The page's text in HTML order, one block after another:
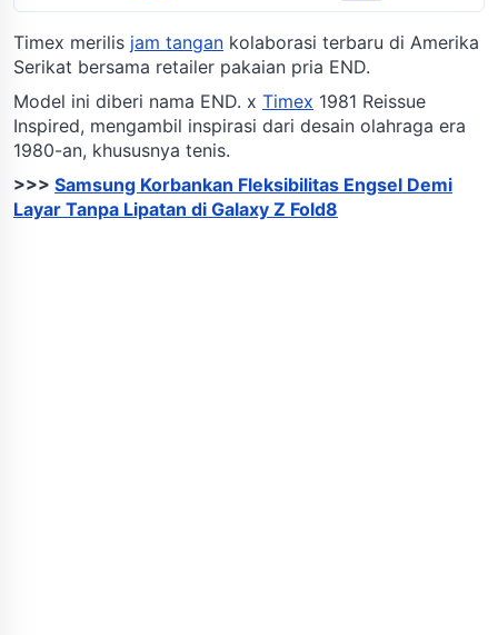
Timex merilis jam tangan kolaborasi terbaru di Amerika
Serikat bersama retailer pakaian pria END.
Model ini diberi nama END. x Timex 1981 Reissue
Inspired, mengambil inspirasi dari desain olahraga era
1980-an, khususnya tenis.
>>> Samsung Korbankan Fleksibilitas Engsel Demi
Layar Tanpa Lipatan di Galaxy Z Fold8